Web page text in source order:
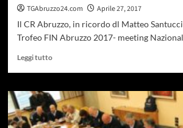
TGAbruzzo24.com
Aprile 27, 2017
Il CR Abruzzo, in ricordo dl Matteo
Trofeo FIN Abruzzo 2017- meeting
Leggi tuttoLeggi
su
Memorial
Matteo
Santucci